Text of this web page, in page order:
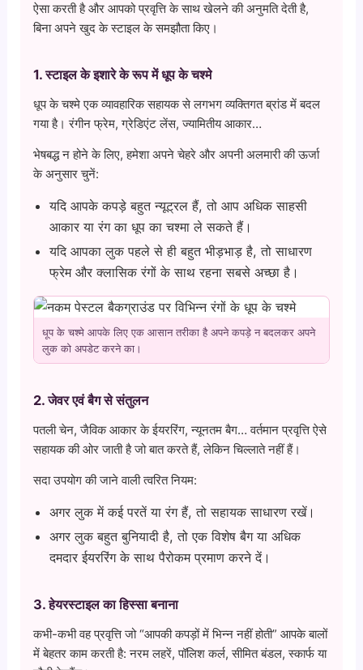
ऐसा करती है और आपको प्रवृत्ति के साथ खेलने की अनुमति देती है,
बिना अपने खुद के स्टाइल के समझौता किए।
1. स्टाइल के इशारे के रूप में धूप के चश्मे
धूप के चश्मे एक व्यावहारिक सहायक से लगभग व्यक्तिगत ब्रांड में बदल
गया है। रंगीन फ्रेम, ग्रेडिएंट लेंस, ज्यामितीय आकार…
भेषबद्ध न होने के लिए, हमेशा अपने चेहरे और अपनी अलमारी की ऊर्जा
के अनुसार चुनें:
यदि आपके कपड़े बहुत न्यूट्रल हैं, तो आप अधिक साहसी
आकार या रंग का धूप का चश्मा ले सकते हैं।
यदि आपका लुक पहले से ही बहुत भीड़भाड़ है, तो साधारण
फ्रेम और क्लासिक रंगों के साथ रहना सबसे अच्छा है।
धूप के चश्मे आपके लिए एक आसान तरीका है अपने कपड़े न बदलकर अपने
लुक को अपडेट करने का।
2. जेवर एवं बैग से संतुलन
पतली चेन, जैविक आकार के ईयररिंग, न्यूनतम बैग… वर्तमान प्रवृत्ति ऐसे
सहायक की ओर जाती है जो बात करते हैं, लेकिन चिल्लाते नहीं हैं।
सदा उपयोग की जाने वाली त्वरित नियम:
अगर लुक में कई परतें या रंग हैं, तो सहायक साधारण रखें।
अगर लुक बहुत बुनियादी है, तो एक विशेष बैग या अधिक
दमदार ईयररिंग के साथ पैरोकम प्रमाण करने दें।
3. हेयरस्टाइल का हिस्सा बनाना
कभी-कभी वह प्रवृत्ति जो “आपकी कपड़ों में भिन्न नहीं होती” आपके बालों
में बेहतर काम करती है: नरम लहरें, पॉलिश कर्ल, सीमित बंडल, स्कार्फ या